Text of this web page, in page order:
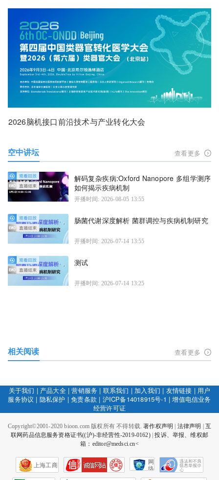
2026脑机接口前沿技术与产业转化大会
空中讲坛 查看更多
解码复杂疾病:Oxford Nanopore 多组学测序
如何揭示疾病机制
开播时间: 2026-08-05 13:55
肠菌代谢深度解析 菌群调控与疾病机制研究
开播时间: 2026-07-14 13:55
测试
开播时间: 2026-07-14 13:25
相关阅读 查看更多
关于我们 | 产品大全|营销服务 | 联系我们 | 加入我们 | 友情链接 | 用户
服务协议 | 隐私保护 |免责条款 | 沪ICP备14018915号-1 |增值电信业务
经营许可证
Copyright©2001-2020 bioon.com 版权所有 不得转载.著作权声明 法律声明
互
联网药品信息服务资格证书((沪)-非经营性-2019-0162)|投诉、举报、维权邮
箱：editor@medsci.cn<
上海工商
网
络